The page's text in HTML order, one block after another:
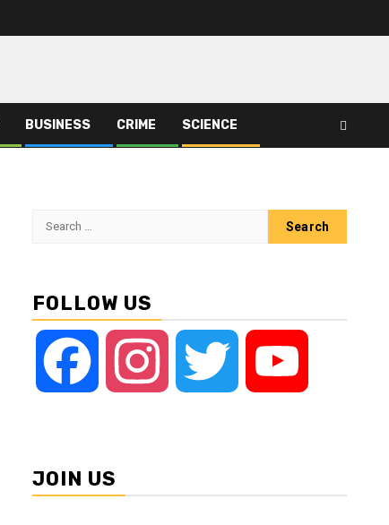
BUSINESS CRIME SCIENCE
Search
FOLLOW US
Facebook Instagram Twitter
JOIN US